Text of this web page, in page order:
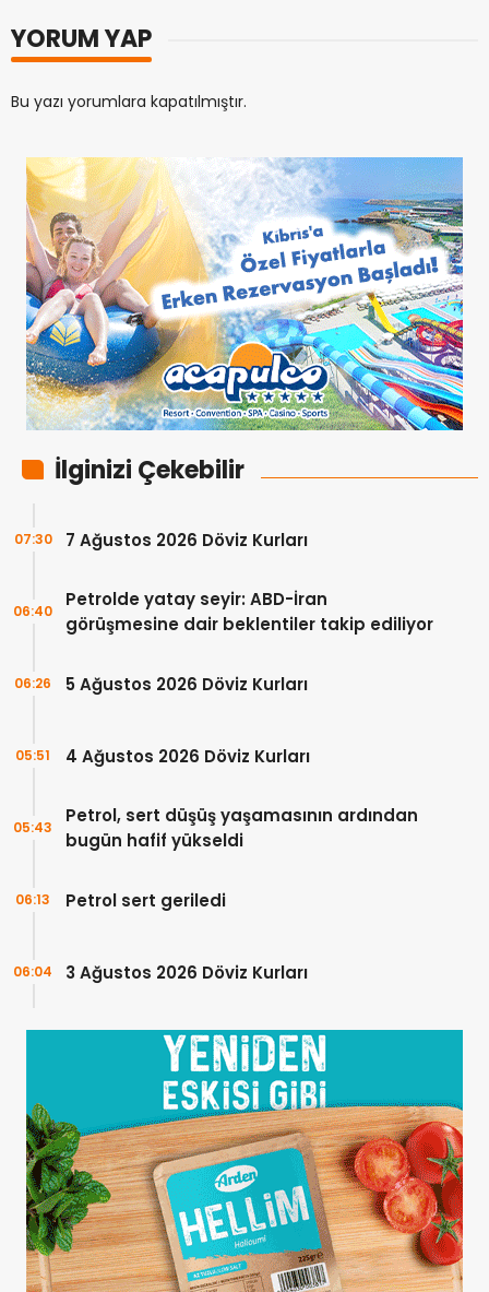
YORUM YAP
Bu yazı yorumlara kapatılmıştır.
İlginizi Çekebilir
7 Ağustos 2026 Döviz Kurları
07:30
Petrolde yatay seyir: ABD-İran
görüşmesine dair beklentiler takip ediliyor
06:40
5 Ağustos 2026 Döviz Kurları
06:26
4 Ağustos 2026 Döviz Kurları
05:51
Petrol, sert düşüş yaşamasının ardından
bugün hafif yükseldi
05:43
Petrol sert geriledi
06:13
3 Ağustos 2026 Döviz Kurları
06:04